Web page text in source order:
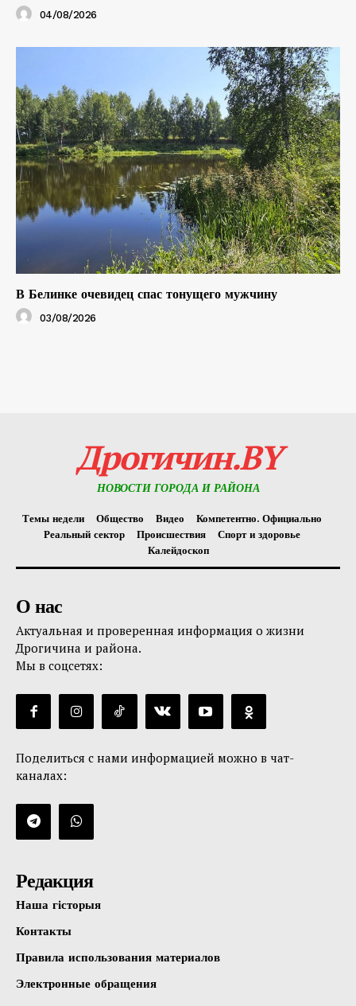
04/08/2026
В Белинке очевидец спас тонущего мужчину
03/08/2026
Дрогичин.BY
НОВОСТИ ГОРОДА И РАЙОНА
Темы недели Общество Видео
Компетентно. Официально
Реальный сектор
Происшествия
Спорт и здоровье
Калейдоскоп
О нас
Актуальная и проверенная информация о жизни
Дрогичина и района.
Мы в соцсетях:
Поделиться с нами информацией можно в чат-
каналах:
Редакция
Наша гісторыя
Контакты
Правила использования материалов
Электронные обращения